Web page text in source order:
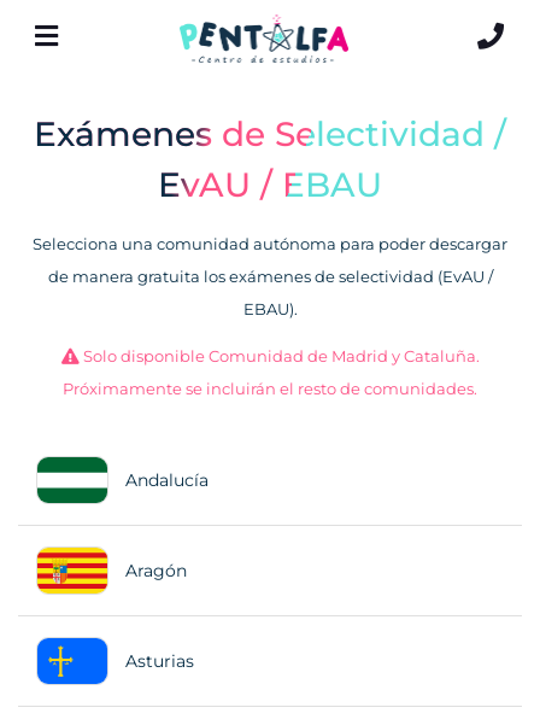
Exámenes de Selectividad /
EvAU / EBAU
Selecciona una comunidad autónoma para poder descargar
de manera gratuita los exámenes de selectividad (EvAU /
EBAU).
Solo disponible Comunidad de Madrid y Cataluña.
Próximamente se incluirán el resto de comunidades.
Andalucía
Aragón
Asturias